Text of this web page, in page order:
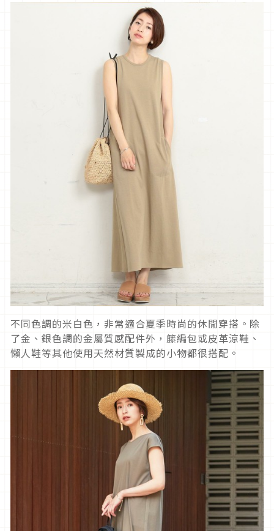
不同色調的米白色，非常適合夏季時尚的休閒穿搭。除
了金、銀色調的金屬質感配件外，籐編包或皮革涼鞋、
懶人鞋等其他使用天然材質製成的小物都很搭配。